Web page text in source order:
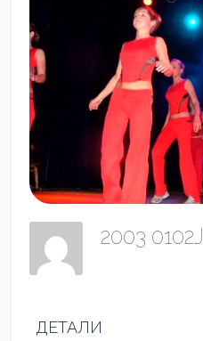
2003
ДЕТАЛИ